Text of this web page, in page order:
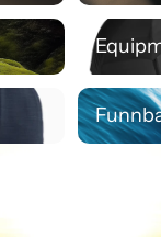
Equipment
Funnballs